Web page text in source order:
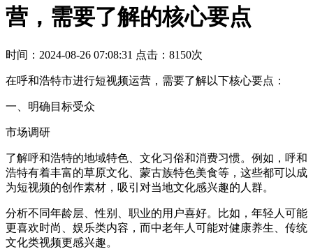
营，需要了解的核心要点
时间：2024-08-26 07:08:31 点击：8150次
在呼和浩特市进行短视频运营，需要了解以下核心要点：
一、明确目标受众
市场调研
了解呼和浩特的地域特色、文化习俗和消费习惯。例如，呼和
浩特有着丰富的草原文化、蒙古族特色美食等，这些都可以成
为短视频的创作素材，吸引对当地文化感兴趣的人群。
分析不同年龄层、性别、职业的用户喜好。比如，年轻人可能
更喜欢时尚、娱乐类内容，而中老年人可能对健康养生、传统
文化类视频更感兴趣。